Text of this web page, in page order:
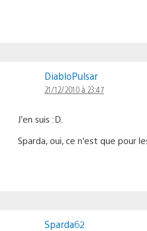
DiabloPulsar
21/12/2010 à 23:47
J’en suis :D.
Sparda, oui, ce n’est que pour
Sparda62